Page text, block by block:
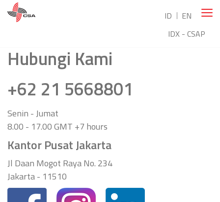
ID
EN
IDX - CSAP
Hubungi Kami
+62 21 5668801
Senin - Jumat
8.00 - 17.00 GMT +7 hours
Kantor Pusat Jakarta
Jl Daan Mogot Raya No. 234
Jakarta - 11510